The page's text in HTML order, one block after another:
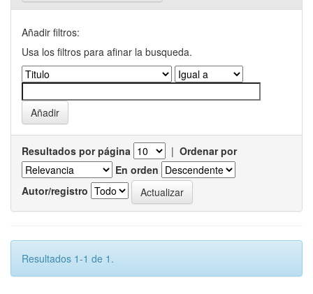
Añadir filtros:
Usa los filtros para afinar la busqueda.
Resultados por página | Ordenar por
En orden
Autor/registro
Resultados 1-1 de 1.